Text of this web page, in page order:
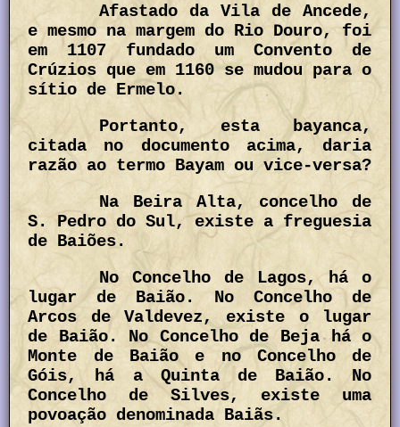
Afastado da Vila de Ancede,
e mesmo na margem do Rio Douro, foi
em 1107 fundado um Convento de
Crúzios que em 1160 se mudou para o
sítio de Ermelo.
Portanto, esta bayanca,
citada no documento acima, daria
razão ao termo Bayam ou vice-versa?
Na Beira Alta, concelho de
S. Pedro do Sul, existe a freguesia
de Baiões.
No Concelho de Lagos, há o
lugar de Baião. No Concelho de
Arcos de Valdevez, existe o lugar
de Baião. No Concelho de Beja há o
Monte de Baião e no Concelho de
Góis, há a Quinta de Baião. No
Concelho de Silves, existe uma
povoação denominada Baiãs.